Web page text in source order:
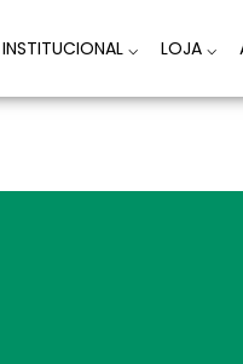
INSTITUCIONAL ⌵ LOJA ⌵